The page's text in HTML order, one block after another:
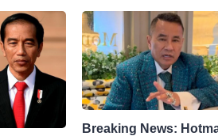
Breaking News: